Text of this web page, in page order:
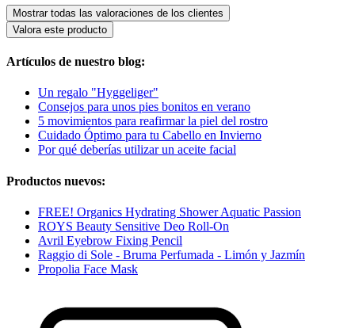
Mostrar todas las valoraciones de los clientes
Valora este producto
Artículos de nuestro blog:
Un regalo "Hyggeliger"
Consejos para unos pies bonitos en verano
5 movimientos para reafirmar la piel del rostro
Cuidado Óptimo para tu Cabello en Invierno
Por qué deberías utilizar un aceite facial
Productos nuevos:
FREE! Organics Hydrating Shower Aquatic Passion
ROYS Beauty Sensitive Deo Roll-On
Avril Eyebrow Fixing Pencil
Raggio di Sole - Bruma Perfumada - Limón y Jazmín
Propolia Face Mask